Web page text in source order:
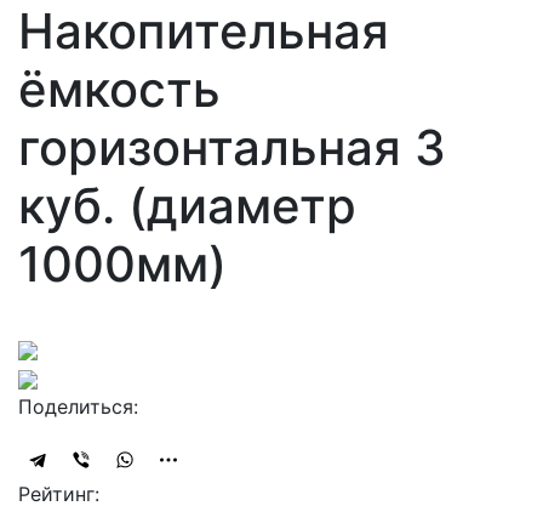
Накопительная
ёмкость
горизонтальная 3
куб. (диаметр
1000мм)
Поделиться:
Рейтинг: